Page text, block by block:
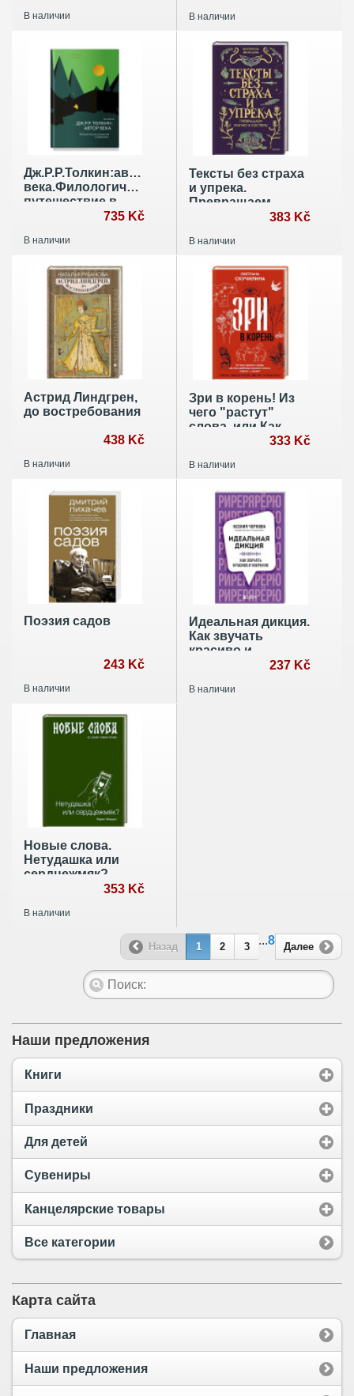
В наличии В наличии
Дж.Р.Р.Толкин:автор
века.Филологическое
путешествие в
735 Kč
В наличии
Тексты без страха
и упрека.
Превращаем
магию в систему
383 Kč
В наличии
Астрид Линдгрен,
до востребования
438 Kč
В наличии
Зри в корень! Из
чего "растут"
слова, или Как
верблюд оказался
лесом?
333 Kč
В наличии
Поэзия садов
243 Kč
В наличии
Идеальная дикция.
Как звучать
красиво и
237 Kč
В наличии
Новые слова.
Нетудашка или
сердцежмяк?
353 Kč
В наличии
Назад 1 2 3
...8
Далее
Наши предложения
Книги
Праздники
Для детей
Сувениры
Канцелярские товары
Все категории
Карта сайта
Главная
Наши предложения